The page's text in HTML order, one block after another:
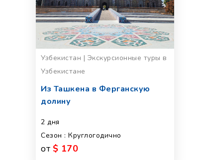
Узбекистан | Экскурсионные туры в
Узбекистане
Из Ташкена в Ферганскую
долину
2 дня
Сезон : Круглогодично
от $ 170